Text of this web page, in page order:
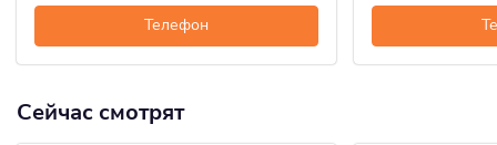
Телефон
Сейчас смотрят